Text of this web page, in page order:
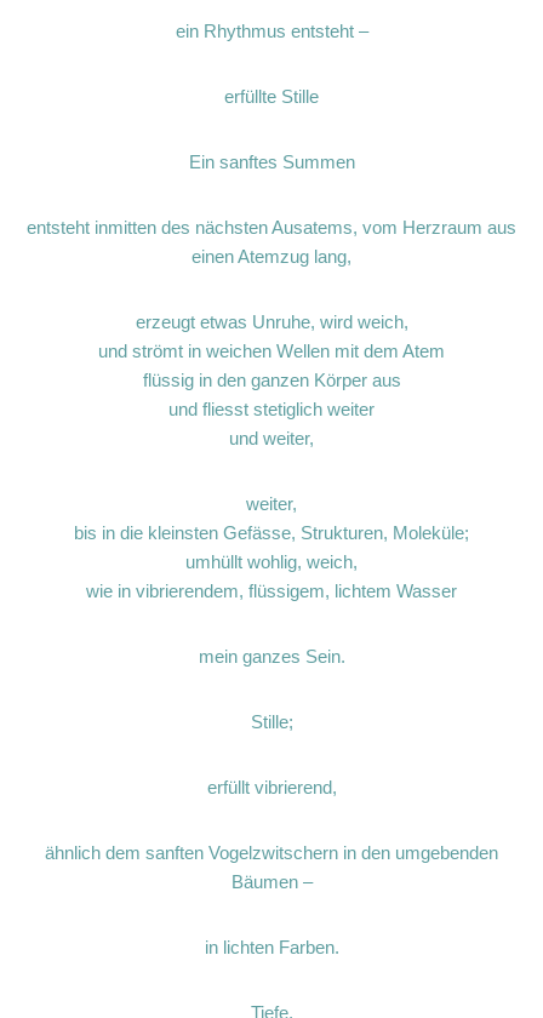
ein Rhythmus entsteht –
erfüllte Stille
Ein sanftes Summen
entsteht inmitten des nächsten Ausatems, vom Herzraum aus
einen Atemzug lang,
erzeugt etwas Unruhe, wird weich,
und strömt in weichen Wellen mit dem Atem
flüssig in den ganzen Körper aus
und fliesst stetiglich weiter
und weiter,
weiter,
bis in die kleinsten Gefässe, Strukturen, Moleküle;
umhüllt wohlig, weich,
wie in vibrierendem, flüssigem, lichtem Wasser
mein ganzes Sein.
Stille;
erfüllt vibrierend,
ähnlich dem sanften Vogelzwitschern in den umgebenden
Bäumen –
in lichten Farben.
Tiefe,